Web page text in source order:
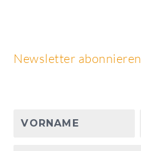
Newsletter abonnieren